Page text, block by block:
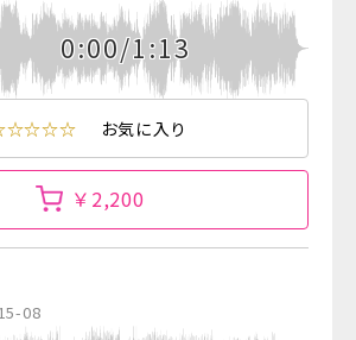
0:00/1:13
お気に入り
￥2,200
08